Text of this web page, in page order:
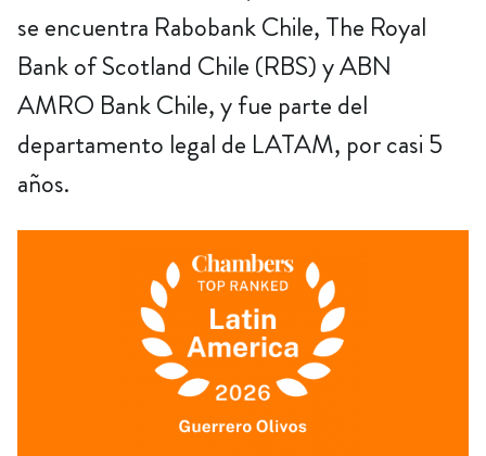
se encuentra Rabobank Chile, The Royal
Bank of Scotland Chile (RBS) y ABN
AMRO Bank Chile, y fue parte del
departamento legal de LATAM, por casi 5
años.